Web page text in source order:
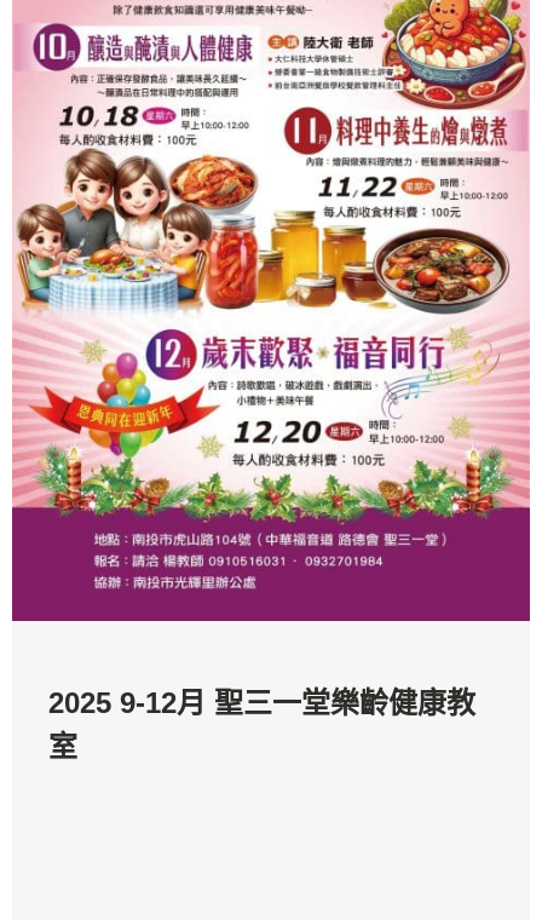
2025 9-12月 聖三一堂樂齡健康教
室